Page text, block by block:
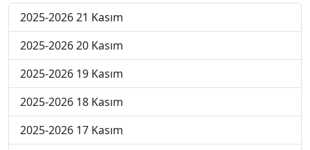
2025-2026 21 Kasım
2025-2026 20 Kasım
2025-2026 19 Kasım
2025-2026 18 Kasım
2025-2026 17 Kasım